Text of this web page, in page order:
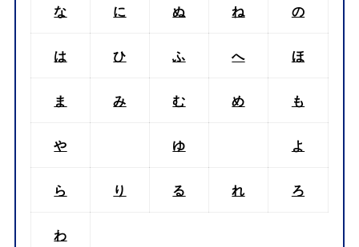
な に ぬ ね の
は ひ ふ へ ほ
ま み む め も
や ゆ よ
ら り る れ ろ
わ